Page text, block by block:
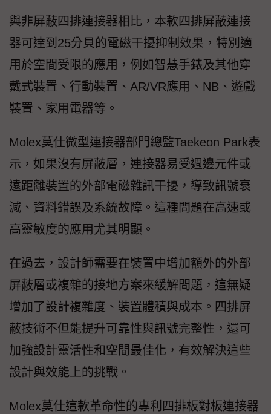
與非屏蔽四排連接器相比，本款四排屏蔽連接
器可達到25分貝的電磁干擾抑制效果，特別適
用於空間受限的應用，例如智慧手錶及其他穿
戴式裝置、行動裝置、AR/VR應用、NB、遊戲
裝置、家用電器等。
Molex莫仕微型連接器部門總監Taekeon Park表
示，如果沒有屏蔽層，連接器易受週邊元件或
遠距離裝置的外部電磁雜訊干擾，導致訊號衰
減、資料錯誤及系統故障。這種問題在高速或
高靈敏度的應用尤其明顯。
在過去，設計師需要在裝置中增加額外的外部
屏蔽層或複雜的接地方案來緩解問題，這無疑
增加了設計複雜度、裝置體積與成本。​四排屏
蔽技術不但能提升可靠性與訊號完整性，還可
加強設計靈活性和空間最佳化，有效解決這些
設計與效能上的挑戰。
Molex莫仕這款革命性的專利四排板對板連接器